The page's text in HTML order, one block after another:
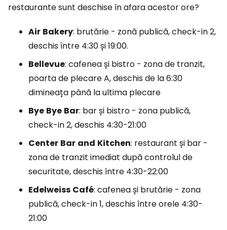
restaurante sunt deschise în afara acestor ore?
Air Bakery: brutărie - zonă publică, check-in 2,
deschis între 4:30 și 19:00.
Bellevue: cafenea și bistro - zona de tranzit,
poarta de plecare A, deschis de la 6:30
dimineața până la ultima plecare
Bye Bye Bar: bar și bistro - zona publică,
check-in 2, deschis 4:30-21:00
Center Bar and Kitchen: restaurant și bar -
zona de tranzit imediat după controlul de
securitate, deschis între 4:30-22:00
Edelweiss Café: cafenea și brutărie - zona
publică, check-in 1, deschis între orele 4:30-
21:00